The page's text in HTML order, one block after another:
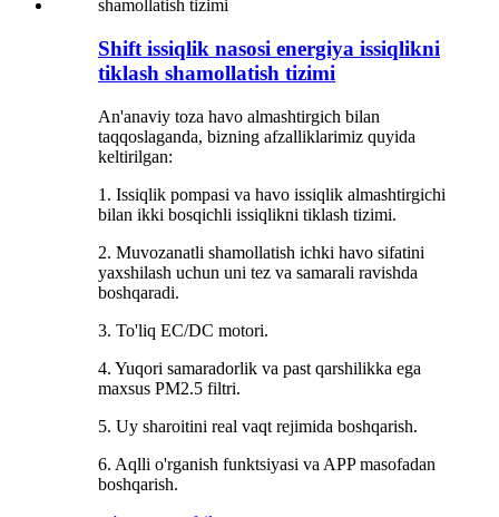
Shift issiqlik nasosi energiya issiqlikni
tiklash shamollatish tizimi
An'anaviy toza havo almashtirgich bilan
taqqoslaganda, bizning afzalliklarimiz quyida
keltirilgan:
1. Issiqlik pompasi va havo issiqlik almashtirgichi
bilan ikki bosqichli issiqlikni tiklash tizimi.
2. Muvozanatli shamollatish ichki havo sifatini
yaxshilash uchun uni tez va samarali ravishda
boshqaradi.
3. To'liq EC/DC motori.
4. Yuqori samaradorlik va past qarshilikka ega
maxsus PM2.5 filtri.
5. Uy sharoitini real vaqt rejimida boshqarish.
6. Aqlli o'rganish funktsiyasi va APP masofadan
boshqarish.